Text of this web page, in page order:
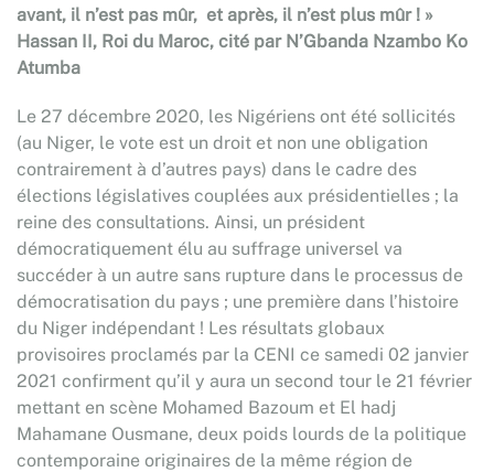
avant, il n’est pas mûr, et après, il n’est plus mûr ! »
Hassan II, Roi du Maroc, cité par N’Gbanda Nzambo Ko
Atumba
Le 27 décembre 2020, les Nigériens ont été sollicités
(au Niger, le vote est un droit et non une obligation
contrairement à d’autres pays) dans le cadre des
élections législatives couplées aux présidentielles ; la
reine des consultations. Ainsi, un président
démocratiquement élu au suffrage universel va
succéder à un autre sans rupture dans le processus de
démocratisation du pays ; une première dans l’histoire
du Niger indépendant ! Les résultats globaux
provisoires proclamés par la CENI ce samedi 02 janvier
2021 confirment qu’il y aura un second tour le 21 février
mettant en scène Mohamed Bazoum et El hadj
Mahamane Ousmane, deux poids lourds de la politique
contemporaine originaires de la même région de